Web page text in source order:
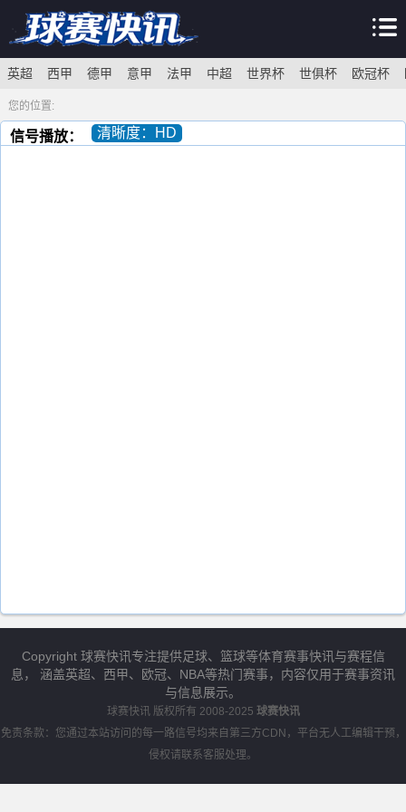
英超 西甲 德甲 意甲 法甲 中超 世界杯 世俱杯 欧冠杯
您的位置:
信号播放： 清晰度：HD
Copyright 球赛快讯专注提供足球、篮球等体育赛事快讯与赛程信
息， 涵盖英超、西甲、欧冠、NBA等热门赛事，内容仅用于赛事资讯
与信息展示。
球赛快讯版权所有 2008-2025 球赛快讯
免责条款：您通过本站访问的每一路信号均来自第三方CDN，平台无人工编辑干预，
侵权请联系客服处理。